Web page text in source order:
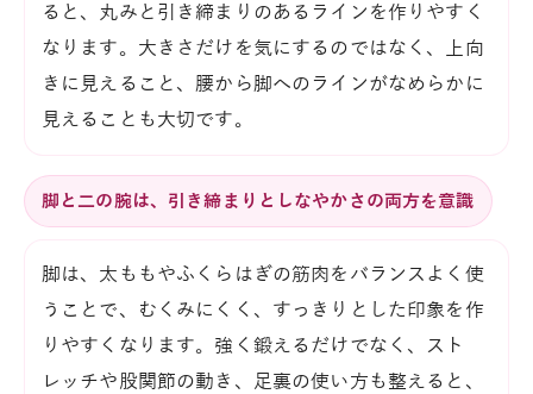
ると、丸みと引き締まりのあるラインを作りやすく
なります。大きさだけを気にするのではなく、上向
きに見えること、腰から脚へのラインがなめらかに
見えることも大切です。
脚と二の腕は、引き締まりとしなやかさの両方を意識
脚は、太ももやふくらはぎの筋肉をバランスよく使
うことで、むくみにくく、すっきりとした印象を作
りやすくなります。強く鍛えるだけでなく、スト
レッチや股関節の動き、足裏の使い方も整えると、